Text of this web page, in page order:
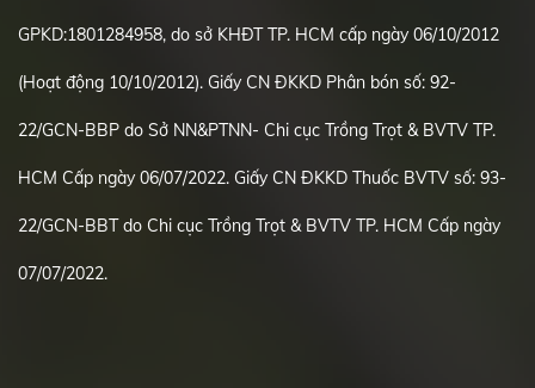
GPKD:1801284958, do sở KHĐT TP. HCM cấp ngày 06/10/2012
(Hoạt động 10/10/2012). Giấy CN ĐKKD Phân bón số: 92-
22/GCN-BBP do Sở NN&PTNN- Chi cục Trồng Trọt & BVTV TP.
HCM Cấp ngày 06/07/2022. Giấy CN ĐKKD Thuốc BVTV số: 93-
22/GCN-BBT do Chi cục Trồng Trọt & BVTV TP. HCM Cấp ngày
07/07/2022.